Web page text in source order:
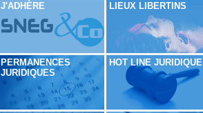
J'ADHÈRE LIEUX LIBERTINS
PERMANENCES
JURIDIQUES
HOT LINE JURIDIQUE